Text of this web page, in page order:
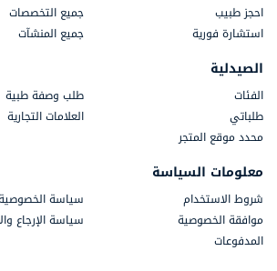
احجز طبيب
جميع التخصصات
استشارة فورية
جميع المنشآت
الصيدلية
الفئات
طلب وصفة طبية
طلباتي
العلامات التجارية
محدد موقع المتجر
معلومات السياسة
شروط الاستخدام
سياسة
موافقة الخصوصية
سياسة الإرجاع
المدفوعات